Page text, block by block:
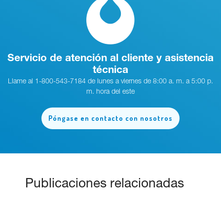
Servicio de atención al cliente y asistencia
técnica
Llame al 1-800-543-7184 de lunes a viernes de 8:00 a. m. a 5:00 p.
m. hora del este
Póngase en contacto con nosotros
Publicaciones relacionadas